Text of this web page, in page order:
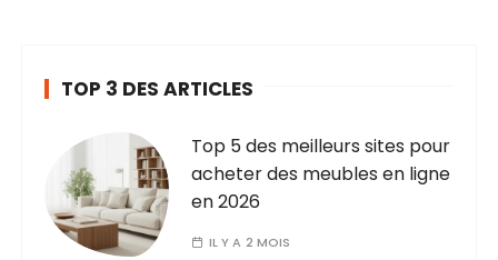
TOP 3 DES ARTICLES
Top 5 des meilleurs sites pour
acheter des meubles en ligne
en 2026
IL Y A 2 MOIS